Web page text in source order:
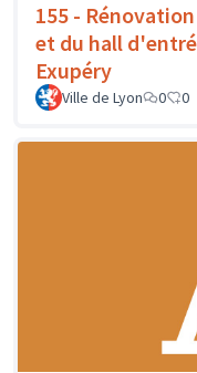
155 -
et du hall
Exupéry
Ville de Lyon 0 0